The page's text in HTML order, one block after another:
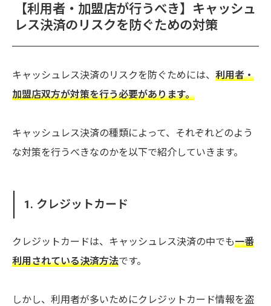
【利用者・加盟店が行うべき】キャッシュ
レス決済のリスクを防ぐための対策
キャッシュレス決済のリスクを防ぐためには、 利用者・
加盟店双方が対策を行う必要があります。
キャッシュレス決済の種類によって、それぞれどのよう
な対策を行うべきなのかを以下で紹介していきます。
1. クレジットカード
クレジットカードは、キャッシュレス決済の中でも一番
利用されている決済方法です。
しかし、利用者が多いためにクレジットカード情報を盗